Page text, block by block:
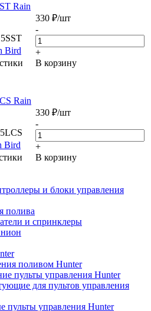
Rain
Bird
330 ₽/шт
-
+
В корзину
Rain
Bird
330 ₽/шт
-
+
В корзину
и блоки управления
полива
и спринклеры
поливом Hunter
пульты управления Hunter
для пультов управления
пульты управления Hunter